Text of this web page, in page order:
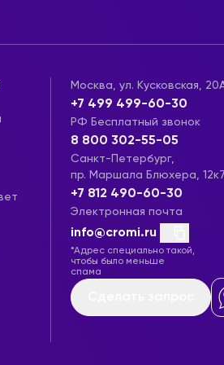
Москва, ул. Кусковская,
+7 499 499-60-30
РФ Бесплатный звонок
8 800 302-55-05
Санкт-Петербург,
пр. Маршала Блюхера,
+7 812 490-60-30
Электронная почта
info@cromi.ru
*Адрес специально такой,
чтобы было меньше
спама